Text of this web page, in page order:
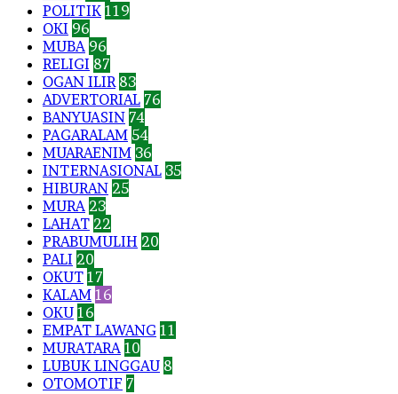
POLITIK 119
OKI 96
MUBA 96
RELIGI 87
OGAN ILIR 83
ADVERTORIAL 76
BANYUASIN 74
PAGARALAM 54
MUARAENIM 36
INTERNASIONAL 35
HIBURAN 25
MURA 23
LAHAT 22
PRABUMULIH 20
PALI 20
OKUT 17
KALAM 16
OKU 16
EMPAT LAWANG 11
MURATARA 10
LUBUK LINGGAU 8
OTOMOTIF 7